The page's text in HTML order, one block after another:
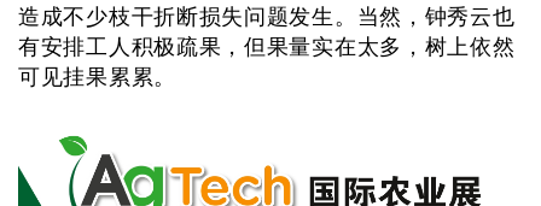
造成不少枝干折断损失问题发生。当然，钟秀云也
有安排工人积极疏果，但果量实在太多，树上依然
可见挂果累累。